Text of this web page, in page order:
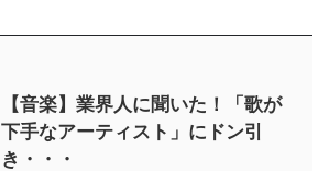
【音楽】業界人に聞いた！「歌が
下手なアーティスト」にドン引
き・・・